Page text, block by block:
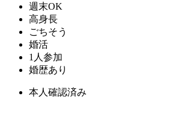
週末OK
高身長
ごちそう
婚活
1人参加
婚歴あり
本人確認済み